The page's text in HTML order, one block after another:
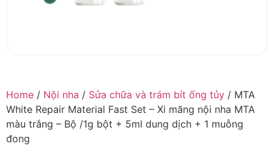
Home / Nội nha / Sửa chữa và trám bít ống tủy / MTA
White Repair Material Fast Set – Xi măng nội nha MTA
màu trắng – Bộ /1g bột + 5ml dung dịch + 1 muỗng
đong